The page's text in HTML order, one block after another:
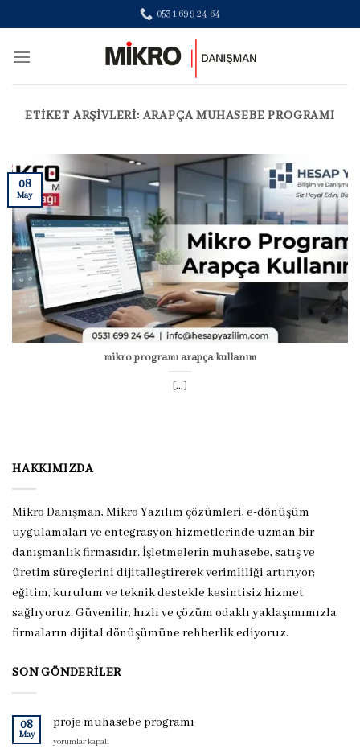
to
content
0531 699 24 64
ETIKET ARŞIVLERI: ARAPÇA MUHASEBE PROGRAMI
mikro programı arapça kullanım
[...]
08
May
HAKKIMIZDA
Mikro Danışman, Mikro Yazılım çözümleri, e-dönüşüm
uygulamaları ve entegrasyon hizmetlerinde uzman bir
danışmanlık firmasıdır. İşletmelerin muhasebe, satış ve
üretim süreçlerini dijitalleştirerek verimliliği artırıyor;
eğitim, kurulum ve teknik destekle kesintisiz hizmet
sağlıyoruz. Güvenilir, hızlı ve çözüm odaklı yaklaşımımızla
firmaların dijital dönüşümüne rehberlik ediyoruz.
SON GÖNDERILER
08
May
proje muhasebe programı
proje
yorumlar kapalı